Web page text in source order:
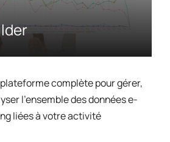
complète pour gérer,
l’ensemble des données e-
liées à votre activité